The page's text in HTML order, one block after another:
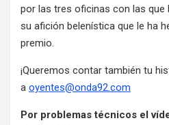
por las tres oficinas con las que
su afición belenística que le ha
premio.
¡Queremos contar también tu
a oyentes@onda92.com
Por problemas técnicos el